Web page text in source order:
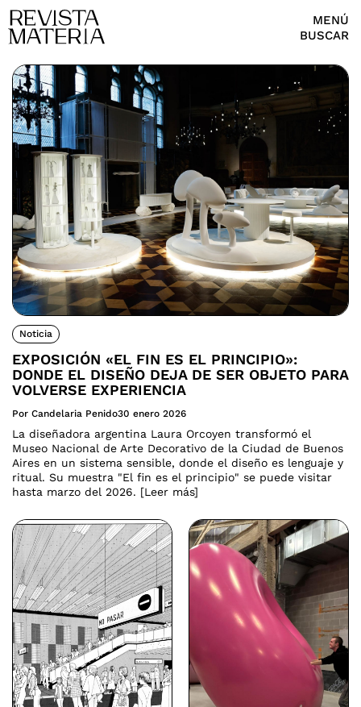
MENÚ
BUSCAR
Noticia
EXPOSICIÓN «EL FIN ES EL PRINCIPIO»:
DONDE EL DISEÑO DEJA DE SER OBJETO PARA
VOLVERSE EXPERIENCIA
Por Candelaria Penido30 enero 2026
La diseñadora argentina Laura Orcoyen transformó el
Museo Nacional de Arte Decorativo de la Ciudad de Buenos
Aires en un sistema sensible, donde el diseño es lenguaje y
ritual. Su muestra "El fin es el principio" se puede visitar
hasta marzo del 2026. [Leer más]